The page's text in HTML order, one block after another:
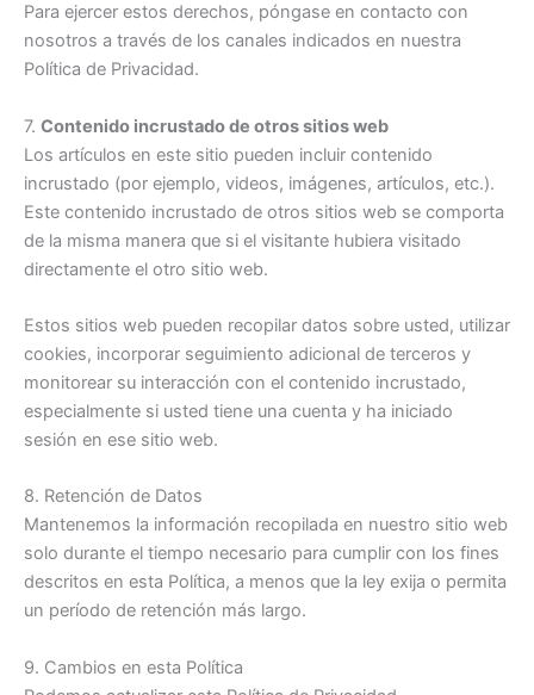
Para ejercer estos derechos, póngase en contacto con
nosotros a través de los canales indicados en nuestra
Política de Privacidad.
7. Contenido incrustado de otros sitios web
Los artículos en este sitio pueden incluir contenido
incrustado (por ejemplo, videos, imágenes, artículos, etc.).
Este contenido incrustado de otros sitios web se comporta
de la misma manera que si el visitante hubiera visitado
directamente el otro sitio web.
Estos sitios web pueden recopilar datos sobre usted, utilizar
cookies, incorporar seguimiento adicional de terceros y
monitorear su interacción con el contenido incrustado,
especialmente si usted tiene una cuenta y ha iniciado
sesión en ese sitio web.
8. Retención de Datos
Mantenemos la información recopilada en nuestro sitio web
solo durante el tiempo necesario para cumplir con los fines
descritos en esta Política, a menos que la ley exija o permita
un período de retención más largo.
9. Cambios en esta Política